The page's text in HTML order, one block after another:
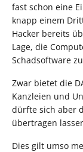
fast schon eine
knapp einem
Hacker bereits
Lage, die
Schadsoftware
Zwar bietet die
Kanzleien und
dürfte sich aber
übertragen
Dies gilt umso